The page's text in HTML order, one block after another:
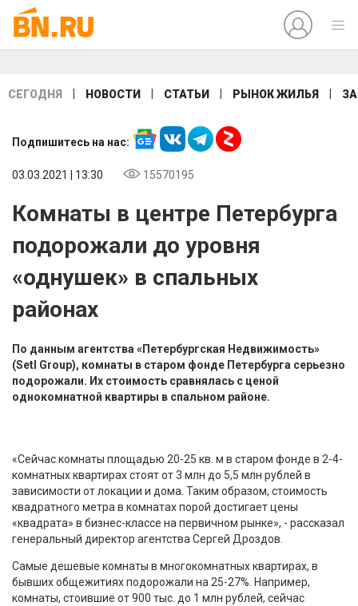
СЕГОДНЯ НОВОСТИ СТАТЬИ РЫНОК ЖИЛЬЯ
Подпишитесь на нас:
03.03.2021 | 13:30 15570195
Комнаты в центре Петербурга
подорожали до уровня
«однушек» в спальных
районах
По данным агентства «Петербургская Недвижимость»
(Setl Group), комнаты в старом фонде Петербурга серьезно
подорожали. Их стоимость сравнялась с ценой
однокомнатной квартиры в спальном районе.
«Сейчас комнаты площадью 20-25 кв. м в старом фонде в 2-4-
комнатных квартирах стоят от 3 млн до 5,5 млн рублей в
зависимости от локации и дома. Таким образом, стоимость
квадратного метра в комнатах порой достигает цены
«квадрата» в бизнес-классе на первичном рынке», - рассказал
генеральный директор агентства Сергей Дроздов.
Самые дешевые комнаты в многокомнатных квартирах, в
бывших общежитиях подорожали на 25-27%. Например,
комнаты, стоившие от 900 тыс. до 1 млн рублей, сейчас